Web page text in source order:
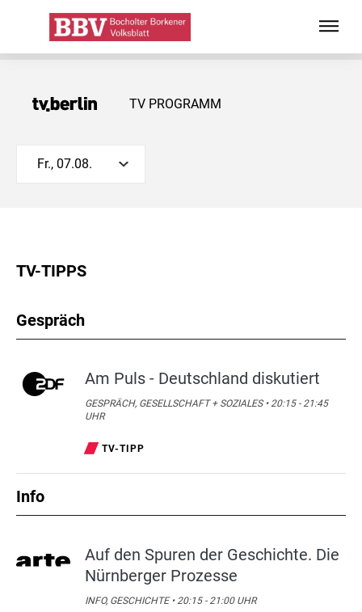
TV PROGRAMM
Fr., 07.08.
TV-TIPPS
Gespräch
Am Puls - Deutschland diskutiert
GESPRÄCH, GESELLSCHAFT + SOZIALES • 20:15 - 21:45
UHR
TV-TIPP
Info
Auf den Spuren der Geschichte. Die
Nürnberger Prozesse
INFO, GESCHICHTE • 20:15 - 21:00 UHR